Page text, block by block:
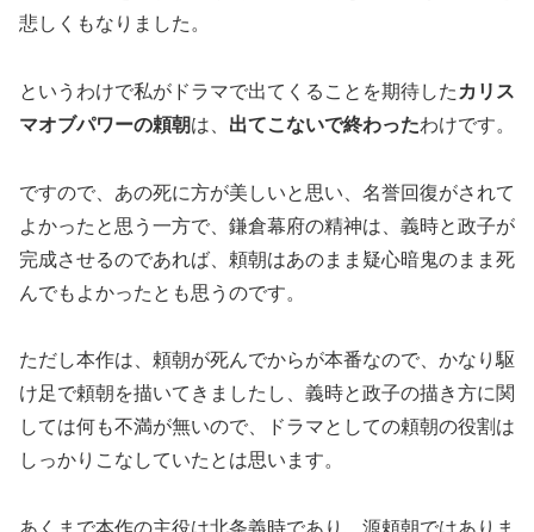
悲しくもなりました。
というわけで私がドラマで出てくることを期待した カリス
マオブパワーの頼朝は、 出てこないで終わったわけです。
ですので、あの死に方が美しいと思い、名誉回復がされて
よかったと思う一方で、鎌倉幕府の精神は、義時と政子が
完成させるのであれば、頼朝はあのまま疑心暗鬼のまま死
んでもよかったとも思うのです。
ただし本作は、頼朝が死んでからが本番なので、かなり駆
け足で頼朝を描いてきましたし、義時と政子の描き方に関
しては何も不満が無いので、ドラマとしての頼朝の役割は
しっかりこなしていたとは思います。